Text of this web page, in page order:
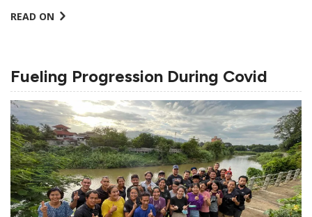
READ ON
Fueling Progression During Covid